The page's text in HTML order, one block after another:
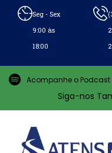
Seg - Sex
9:00 às
18:00
Acompanhe o Podcast
Siga-nos